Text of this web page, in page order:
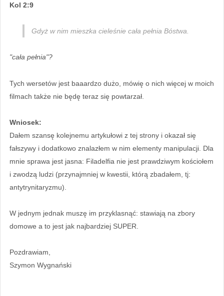
Kol 2:9
Gdyż w nim mieszka cieleśnie cała pełnia Bóstwa.
"cała pełnia"?
Tych wersetów jest baaardzo dużo, mówię o nich więcej w moich
filmach także nie będę teraz się powtarzał.
Wniosek:
Dałem szansę kolejnemu artykułowi z tej strony i okazał się
fałszywy i dodatkowo znalazłem w nim elementy manipulacji. Dla
mnie sprawa jest jasna: Filadelfia nie jest prawdziwym kościołem
i zwodzą ludzi (przynajmniej w kwestii, którą zbadałem, tj:
antytrynitaryzmu).
W jednym jednak muszę im przyklasnąć: stawiają na zbory
domowe a to jest jak najbardziej SUPER.
Pozdrawiam,
Szymon Wygnański